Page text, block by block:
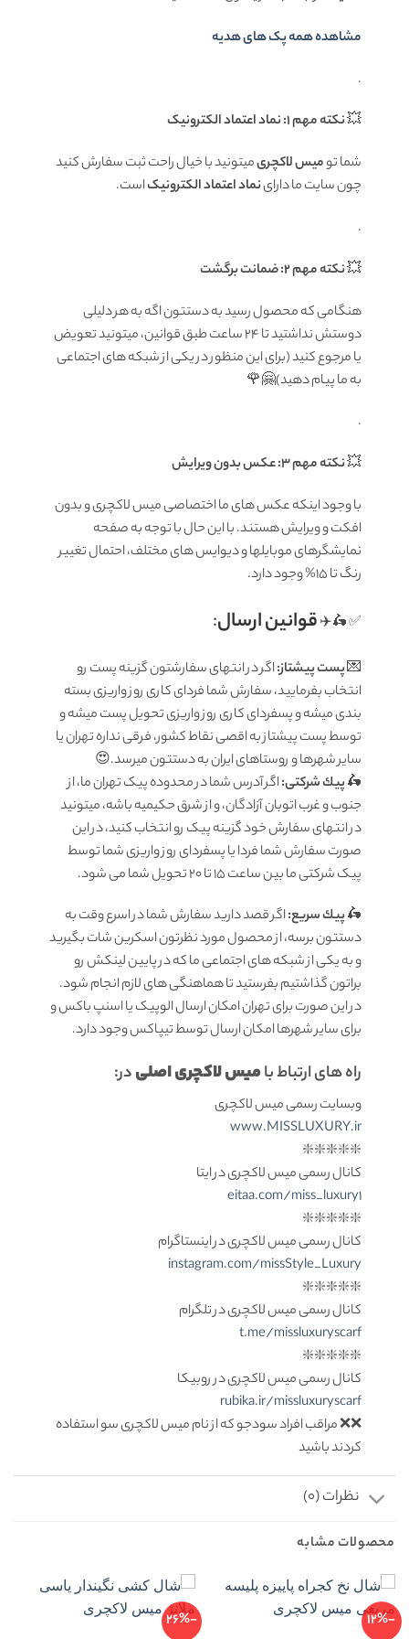
مشاهده همه پک های هدیه
.
💥نکته مهم 1: نماد اعتماد الکترونیک
شما تومیس لاکچریمیتونید با خیال راحت ثبت سفارش کنید
چون سایت ما داراینماد اعتماد الکترونیکاست.
.
💥نکته مهم 2: ضمانت برگشت
هنگامی که محصول رسید به دستتون اگه به هر دلیلی
دوستش نداشتید تا ۲۴ ساعت طبق قوانین، میتونید تعویض
یا مرجوع کنید (برای این منظور در یکی از شبکه های اجتماعی
به ما پیام دهید)🤗🌹
.
💥نکته مهم 3: عکس بدون ویرایش
با وجود اینکه عکس های ما اختصاصی میس لاکچری و بدون
افکت و ویرایش هستند. با این حال با توجه به صفحه
نمایشگرهای موبایلها و دیوایس های مختلف، احتمال تغییر
رنگ تا 15% وجود دارد.
✅ 🛵✈️قوانين ارسال:
💌پست پیشتاز:اگر در انتهای سفارشتون گزینه پست رو
انتخاب بفرمایید، سفارش شما فردای کاری روز واریزی بسته
بندی میشه و پسفردای کاری روز واریزی تحویل پست میشه و
توسط پست پیشتاز به اقصی نقاط کشور، فرقی نداره تهران یا
سایر شهرها و روستاهای ایران به دستتون میرسد.😍
🛵پيك شرکتی:اگر آدرس شما در محدوده پیک تهران ما، از
جنوب و غرب اتوبان آزادگان، و از شرق حکیمیه باشه، میتونید
در انتهای سفارش خود گزینه پیک رو انتخاب کنید، در این
صورت سفارش شما فردا یا پسفردای روز واريزى شما توسط
پیک شرکتی ما بين ساعت ۱۵ تا ٢٠ تحويل شما مى شود.
🛵پيك سریع:اگر قصد دارید سفارش شما در اسرع وقت به
دستتون برسه، از محصول مورد نظرتون اسکرین شات بگیرید
و به یکی از شبکه های اجتماعی ما که در پایین لینکش رو
براتون گذاشتیم بفرستید تا هماهنگی های لازم انجام شود.
در این صورت برای تهران امکان ارسال الوپیک یا اسنپ باکس و
برای سایر شهرها امکان ارسال توسط تیپاکس وجود دارد.
راه های ارتباط بامیس لاکچری اصلیدر:
وبسایت رسمی میس لاکچری
www.MISSLUXURY.ir
❇️❇️❇️❇️❇️
کانال رسمی میس لاکچری در ایتا
eitaa.com/miss_luxury1
❇️❇️❇️❇️❇️
کانال رسمی میس لاکچری در اینستاگرام
instagram.com/missStyle_Luxury
❇️❇️❇️❇️❇️
کانال رسمی میس لاکچری در تلگرام
t.me/missluxuryscarf
❇️❇️❇️❇️❇️
کانال رسمی میس لاکچری در روبیکا
rubika.ir/missluxuryscarf
❌❌ مراقب افراد سودجو که از نام میس لاکچری سو استفاده
کردند باشید
نظرات (0)
محصولات مشابه
-12%
-26%